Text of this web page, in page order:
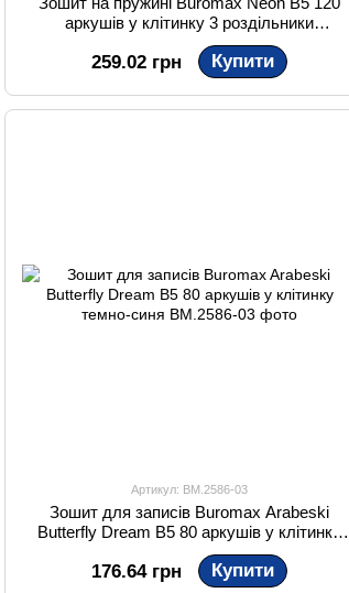
аркушів у клітинку 3 роздільники
помаранчевий
259.02 грн Купити
Артикул: BM.2586-03
Зошит для записів Buromax Arabeski
Butterfly Dream B5 80 аркушів у клітинку
темно-синя
176.64 грн Купити